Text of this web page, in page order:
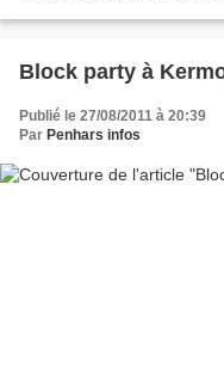
Block party à
Publié le 27/08/2011 à 20:39
Par Penhars infos